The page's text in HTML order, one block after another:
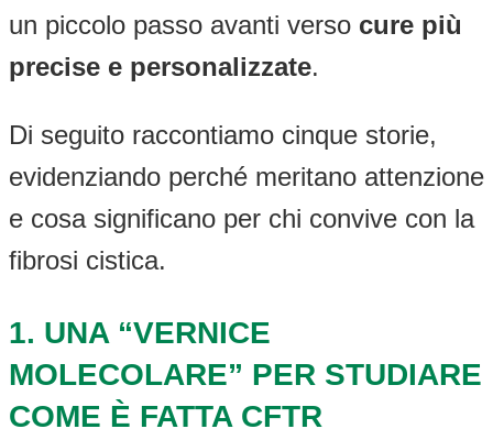
un piccolo passo avanti verso cure più
precise e personalizzate.
Di seguito raccontiamo cinque storie,
evidenziando perché meritano attenzione
e cosa significano per chi convive con la
fibrosi cistica.
1. UNA “VERNICE
MOLECOLARE” PER STUDIARE
COME È FATTA CFTR